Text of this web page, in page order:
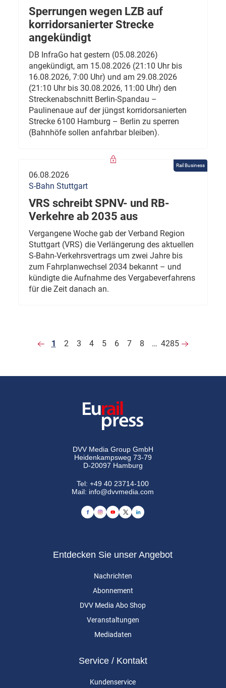
Sperrungen wegen LZB auf
korridorsanierter Strecke
angekündigt
DB InfraGo hat gestern (05.08.2026)
angekündigt, am 15.08.2026 (21:10 Uhr bis
16.08.2026, 7:00 Uhr) und am 29.08.2026
(21:10 Uhr bis 30.08.2026, 11:00 Uhr) den
Streckenabschnitt Berlin-Spandau –
Paulinenaue auf der jüngst korridorsanierten
Strecke 6100 Hamburg – Berlin zu sperren
(Bahnhöfe sollen anfahrbar bleiben).
Rail Business
06.08.2026
S-Bahn Stuttgart
VRS schreibt SPNV- und RB-
Verkehre ab 2035 aus
Vergangene Woche gab der Verband Region
Stuttgart (VRS) die Verlängerung des aktuellen
S-Bahn-Verkehrsvertrags um zwei Jahre bis
zum Fahrplanwechsel 2034 bekannt – und
kündigte die Aufnahme des Vergabeverfahrens
für die Zeit danach an.
1 2 3 4 5 6 7 8 … 4285
DVV Media Group GmbH
Heidenkampsweg 73-79
D-20097 Hamburg
Tel:+49 40 23714-100
Mail: info@dvvmedia.com
Entdecken Sie unser Angebot
Nachrichten
Abonnement
DVV Media Abo Shop
Veranstaltungen
Mediadaten
Service / Kontakt
Kundenservice